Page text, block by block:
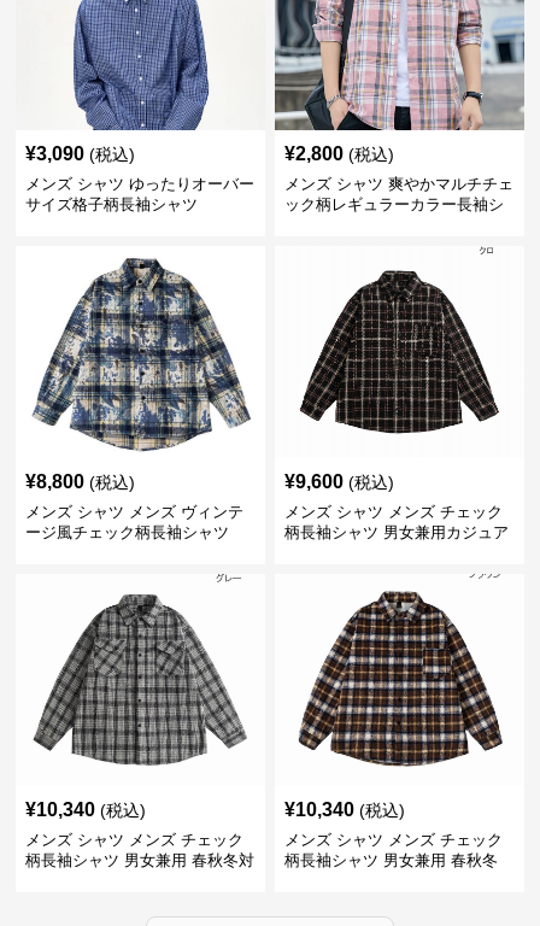
¥3,090 (税込)
メンズ シャツ ゆったりオーバー
サイズ格子柄長袖シャツ
¥2,800 (税込)
メンズ シャツ 爽やかマルチチェ
ック柄レギュラーカラー長袖シ
¥8,800 (税込)
メンズ シャツ メンズ ヴィンテ
ージ風チェック柄長袖シャツ
¥9,600 (税込)
メンズ シャツ メンズ チェック
柄長袖シャツ 男女兼用カジュア
¥10,340 (税込)
メンズ シャツ メンズ チェック
柄長袖シャツ 男女兼用 春秋冬対
¥10,340 (税込)
メンズ シャツ メンズ チェック
柄長袖シャツ 男女兼用 春秋冬